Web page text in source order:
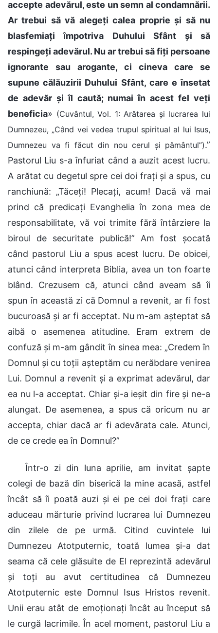
accepte adevărul, este un semn al condamnării.
Ar trebui să vă alegeți calea proprie și să nu
blasfemiați împotriva Duhului Sfânt și să
respingeți adevărul. Nu ar trebui să fiți persoane
ignorante sau arogante, ci cineva care se
supune călăuzirii Duhului Sfânt, care e însetat
de adevăr și îl caută; numai în acest fel veți
beneficia» (Cuvântul, Vol. 1: Arătarea și lucrarea lui
Dumnezeu, „Când vei vedea trupul spiritual al lui Isus,
Dumnezeu va fi făcut din nou cerul și pământul”).”
Pastorul Liu s-a înfuriat când a auzit acest lucru.
A arătat cu degetul spre cei doi frați și a spus, cu
ranchiună: „Tăceți! Plecați, acum! Dacă vă mai
prind că predicați Evanghelia în zona mea de
responsabilitate, vă voi trimite fără întârziere la
biroul de securitate publică!” Am fost șocată
când pastorul Liu a spus acest lucru. De obicei,
atunci când interpreta Biblia, avea un ton foarte
blând. Crezusem că, atunci când aveam să îi
spun în această zi că Domnul a revenit, ar fi fost
bucuroasă și ar fi acceptat. Nu m-am așteptat să
aibă o asemenea atitudine. Eram extrem de
confuză și m-am gândit în sinea mea: „Credem în
Domnul și cu toții așteptăm cu nerăbdare venirea
Lui. Domnul a revenit și a exprimat adevărul, dar
ea nu l-a acceptat. Chiar și-a ieșit din fire și ne-a
alungat. De asemenea, a spus că oricum nu ar
accepta, chiar dacă ar fi adevărata cale. Atunci,
de ce crede ea în Domnul?”
Într-o zi din luna aprilie, am invitat șapte
colegi de bază din biserică la mine acasă, astfel
încât să îi poată auzi și ei pe cei doi frați care
aduceau mărturie privind lucrarea lui Dumnezeu
din zilele de pe urmă. Citind cuvintele lui
Dumnezeu Atotputernic, toată lumea și-a dat
seama că cele glăsuite de El reprezintă adevărul
și toți au avut certitudinea că Dumnezeu
Atotputernic este Domnul Isus Hristos revenit.
Unii erau atât de emoționați încât au început să
le curgă lacrimile. În acel moment, pastorul Liu a